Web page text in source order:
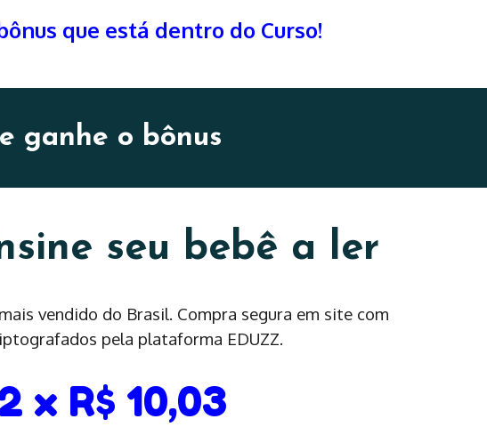
que está dentro do Curso!
ganhe o bônus
seu bebê a ler
vendido do Brasil. Compra segura em site com
pela plataforma EDUZZ.
x R$ 10,03